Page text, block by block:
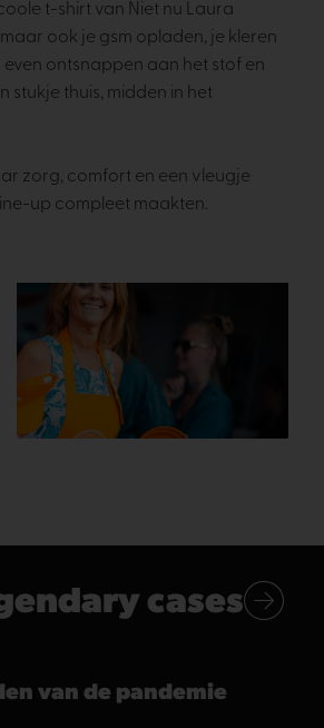
t-shirt van Niet nu Laura
ook je gsm opladen, je kleren
even ontsnappen aan het stof en
stukje thuis, midden in het
zorg, comfort en een vleugje
up compleet maakten.
cases
van de pandemie